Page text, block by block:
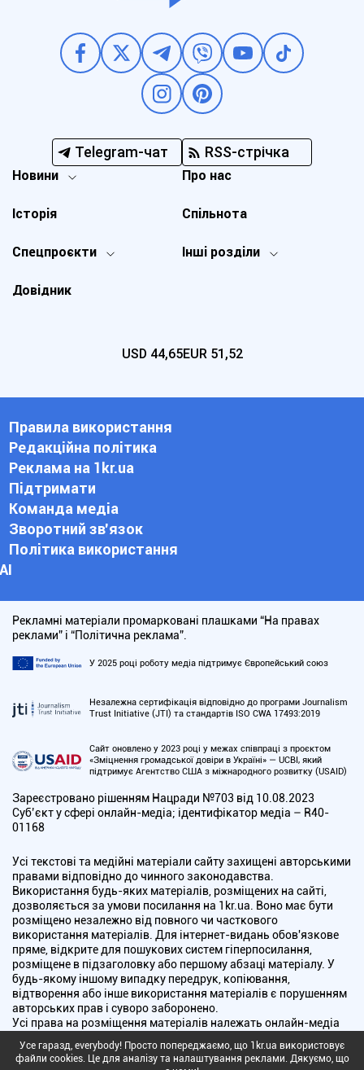
Telegram-чат RSS-стрічка
Новини
Спецпроєкти Інші розділи
Історія
Про нас
Довідник
Спільнота
USD 44,65EUR 51,52
Правила використання
Редакційна політика
Реклама на 1kr.ua
Підтримати
Команда медіа
Зворотний зв'язок
Політика використання
АІ
Рекламні матеріали промарковані плашками “На правах
реклами” і “Політична реклама”.
У 2025 році роботу медіа підтримує Європейський союз
Незалежна сертифікація відповідно до програми Journalism
Trust Initiative (JTI) та стандартів ISO CWA 17493:2019
Сайт оновлено у 2023 році у межах співпраці з проєктом
«Зміцнення громадської довіри в Україні» — UCBI, який
підтримує Агентство США з міжнародного розвитку (USAID)
Зареєстровано рішенням Нацради №703 від 10.08.2023
Cуб’єкт у сфері онлайн-медіа; ідентифікатор медіа – R40-
01168
Усі текстові та медійні матеріали сайту захищені авторськими
правами відповідно до чинного законодавства.
Використання будь-яких матеріалів, розміщених на сайті,
дозволяється за умови посилання на 1kr.ua. Воно має бути
розміщено незалежно від повного чи часткового
використання матеріалів. Для інтернет-видань обов'язкове
пряме, відкрите для пошукових систем гіперпосилання,
розміщене в підзаголовку або першому абзаці матеріалу. У
будь-якому іншому випадку передрук, копіювання,
відтворення або інше використання матеріалів є порушенням
авторських прав і суворо заборонено.
Усі права на розміщення матеріалів належать онлайн-медіа
"Перший Криворізький". Медіа зареєстроване Національною
радою України з питань телебачення і радіомовлення.
Усе гаразд, everybody! Просто попереджаємо, що 1kr.ua використовує
файли cookies. Це для аналізу та налаштування реклами. Дякуємо, що